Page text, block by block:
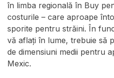
în limba regională în Buy
costurile – care aproape
sporite pentru străini. În
vă aflați în lume, trebuie să
de dimensiuni medii pentru
Mexic.